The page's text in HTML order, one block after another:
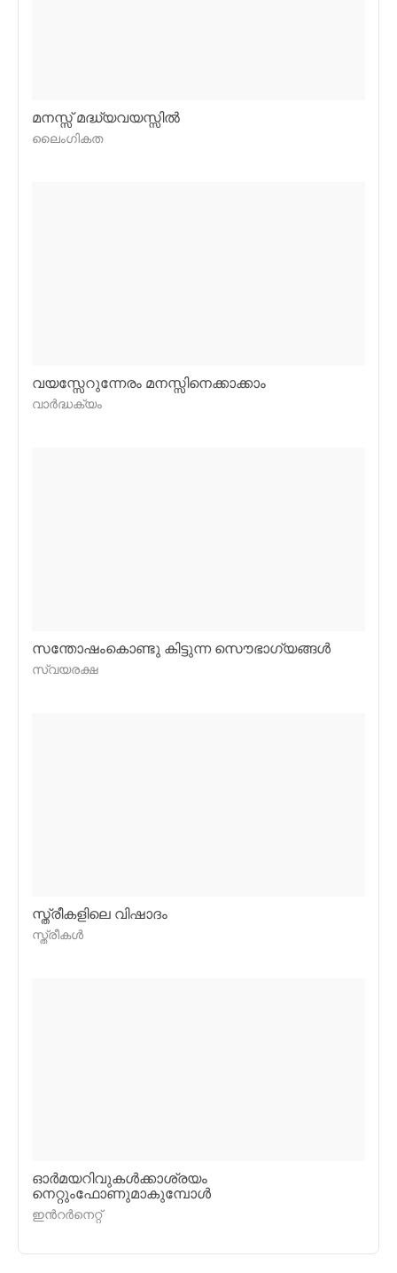
മനസ്സ് മദ്ധ്യവയസ്സില്‍
ലൈംഗികത
വയസ്സേറുന്നേരം മനസ്സിനെക്കാക്കാം
വാര്‍ദ്ധക്യം
സന്തോഷംകൊണ്ടു കിട്ടുന്ന സൌഭാഗ്യങ്ങള്‍
സ്വയരക്ഷ
സ്ത്രീകളിലെ വിഷാദം
സ്ത്രീകള്‍
ഓര്‍മയറിവുകള്‍ക്കാശ്രയം
നെറ്റുംഫോണുമാകുമ്പോള്‍
ഇന്‍റര്‍നെറ്റ്